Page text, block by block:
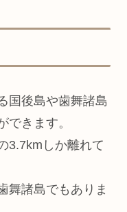
国後島や歯舞諸島
できます。
3.7kmしか離れて
舞諸島でもありま